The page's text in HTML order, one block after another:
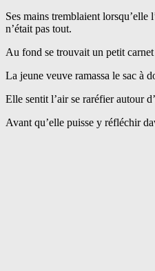
Ses mains tremblaient lorsqu’elle
n’était pas tout.
Au fond se trouvait un petit
La jeune veuve ramassa le sac à
Elle sentit l’air se raréfier autour
Avant qu’elle puisse y réfléchir